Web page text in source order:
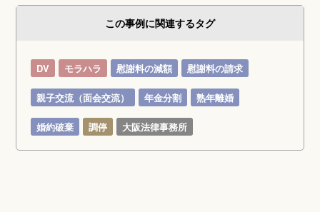
この事例に関連するタグ
DV モラハラ 慰謝料の減額 慰謝料の請求
親子交流（面会交流） 年金分割 熟年離婚
婚約破棄 調停 大阪法律事務所